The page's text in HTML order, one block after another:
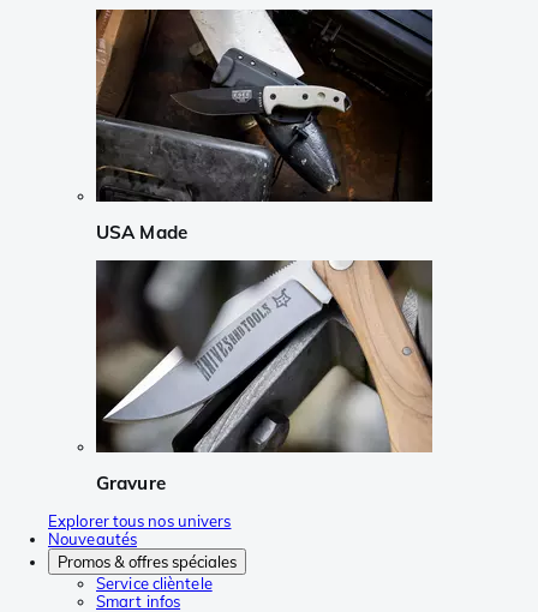
USA Made
Gravure
Explorer tous nos univers
Nouveautés
Promos & offres spéciales
Service clièntele
Smart infos